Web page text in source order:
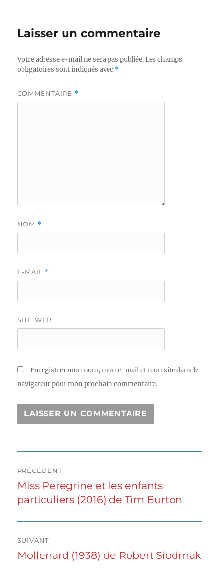
Laisser un commentaire
Votre adresse e-mail ne sera pas publiée.Les champs
obligatoires sont indiqués avec *
COMMENTAIRE *
NOM *
E-MAIL *
SITE WEB
Enregistrer mon nom, mon e-mail et mon site dans le
navigateur pour mon prochain commentaire.
de
l’article
PRÉCÉDENT
Publication
précédente :
Miss Peregrine et les enfants
particuliers (2016) de Tim Burton
SUIVANT
Publication
Mollenard (1938) de Robert Siodmak